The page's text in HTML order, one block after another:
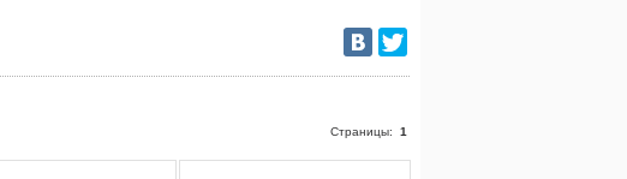
Страницы: 1